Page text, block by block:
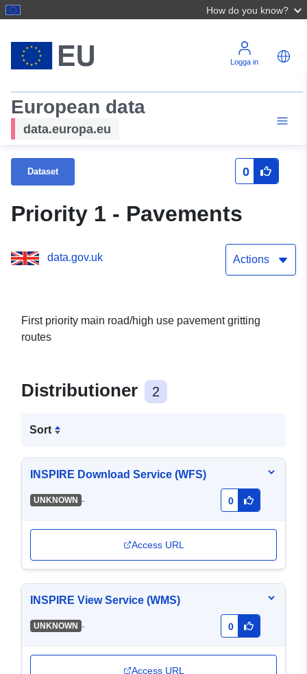
How do you know?
Logga in
European data
data.europa.eu
Dataset 0
Priority 1 - Pavements
data.gov.uk Actions
First priority main road/high use pavement gritting
routes
Distributioner 2
Sort
INSPIRE Download Service (WFS)
UNKNOWN - 0
Access URL
INSPIRE View Service (WMS)
UNKNOWN - 0
Access URL